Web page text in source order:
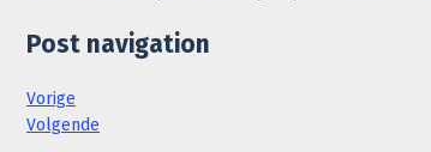
Post navigation
Vorige
Volgende